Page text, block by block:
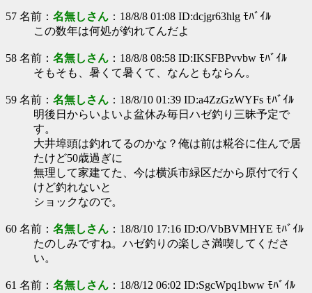
57 名前： 名無しさん ：18/8/8 01:08 ID:dcjgr63hlg ﾓﾊﾞｲﾙ
この数年は何処が釣れてんだよ
58 名前： 名無しさん ：18/8/8 08:58 ID:IKSFBPvvbw ﾓﾊﾞｲﾙ
そもそも、暑くて暑くて、なんともならん。
59 名前： 名無しさん ：18/8/10 01:39 ID:a4ZzGzWYFs ﾓﾊﾞｲﾙ
明後日からいよいよ盆休み毎日ハゼ釣り三昧予定で
す。
大井埠頭は釣れてるのかな？俺は前は糀谷に住んで居
たけど50歳過ぎに
無理して家建てた、今は横浜市緑区だから原付で行く
けど釣れないと
ショックなので。
60 名前： 名無しさん ：18/8/10 17:16 ID:O/VbBVMHYE ﾓﾊﾞｲﾙ
たのしみですね。ハゼ釣りの楽しさ満喫してくださ
い。
61 名前： 名無しさん ：18/8/12 06:02 ID:SgcWpq1bww ﾓﾊﾞｲﾙ